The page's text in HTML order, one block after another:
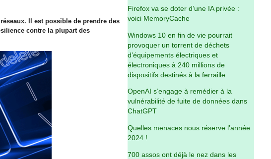
Il est possible de prendre des
contre la plupart des
Firefox va se doter d’une IA privée :
voici MemoryCache
Windows 10 en fin de vie pourrait
provoquer un torrent de déchets
d’équipements électriques et
électroniques à 240 millions de
dispositifs destinés à la ferraille
OpenAI s’engage à remédier à la
vulnérabilité de fuite de données dans
ChatGPT
Quelles menaces nous réserve l’année
2024 !
700 assos ont déjà le nez dans les